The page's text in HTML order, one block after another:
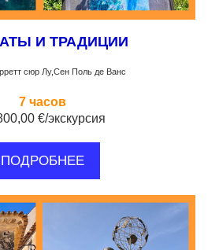
И ТРАДИЦИИ
сюр Лу,Сен Поль де Ванс
7 часов
€/экскурсия
ПОДРОБНЕЕ